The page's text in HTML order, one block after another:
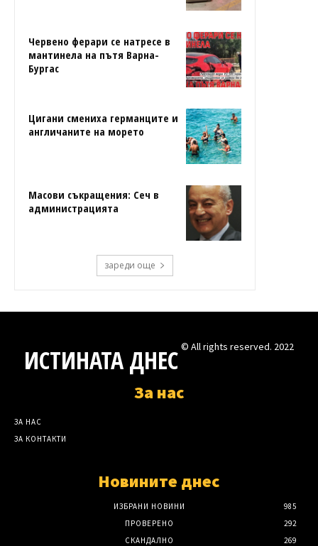
Червено ферари се натресе в
мантинела на пътя Варна-
Бургас
Цигани смениха германците и
англичаните на морето
Масови съкращения: Сеч в
администрацията
зареди още
ИСТИНАТА ДНЕС © All rights reserved. 2022
За нас
ЗА НАС
ЗА КОНТАКТИ
Новините днес
ИЗБРАНИ НОВИНИ
985
ПРОВЕРЕНО
292
СКАНДАЛНО
269